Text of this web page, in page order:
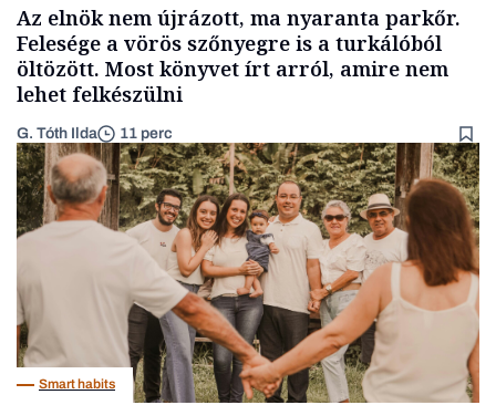
Az elnök nem újrázott, ma nyaranta parkőr.
Felesége a vörös szőnyegre is a turkálóból
öltözött. Most könyvet írt arról, amire nem
lehet felkészülni
G. Tóth Ilda 11 perc
Smart habits